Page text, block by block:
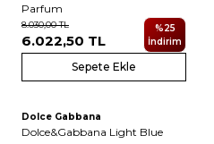
Parfum
8.030,00TL
6.022,50 TL
%25
İndirim
Sepete Ekle
Yeni
Dolce Gabbana
Dolce&Gabbana Light Blue